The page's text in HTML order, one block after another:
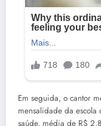
Em seguida, o cantor
mensalidade da
saúde, média de R$